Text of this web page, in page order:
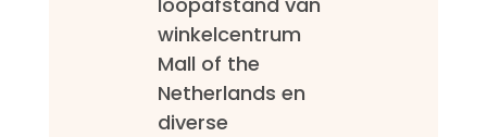
winkelcentrum
Mall of the
Netherlands en
diverse